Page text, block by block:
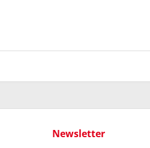
Newsletter